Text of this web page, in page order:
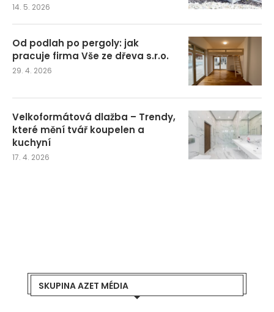
14. 5. 2026
Od podlah po pergoly: jak
pracuje firma Vše ze dřeva s.r.o.
29. 4. 2026
Velkoformátová dlažba – Trendy,
které mění tvář koupelen a
kuchyní
17. 4. 2026
SKUPINA AZET MÉDIA